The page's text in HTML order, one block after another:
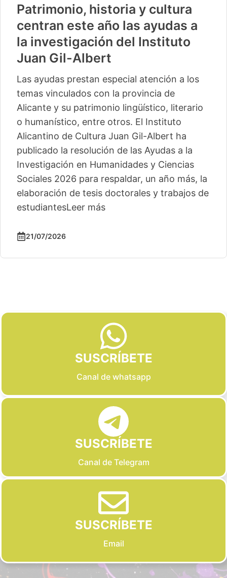
Patrimonio, historia y cultura
centran este año las ayudas a
la investigación del Instituto
Juan Gil-Albert
Las ayudas prestan especial atención a los
temas vinculados con la provincia de
Alicante y su patrimonio lingüístico, literario
o humanístico, entre otros. El Instituto
Alicantino de Cultura Juan Gil-Albert ha
publicado la resolución de las Ayudas a la
Investigación en Humanidades y Ciencias
Sociales 2026 para respaldar, un año más, la
elaboración de tesis doctorales y trabajos de
estudiantesLeer más
21/07/2026
SUSCRÍBETE
Canal de whatsapp
SUSCRÍBETE
Canal de Telegram
SUSCRÍBETE
Email